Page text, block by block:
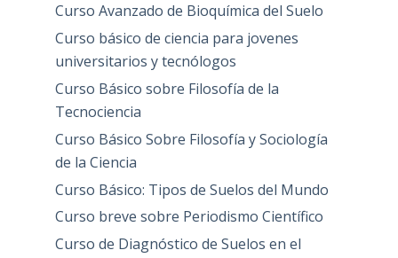
Curso Avanzado de Bioquímica del Suelo
Curso básico de ciencia para jovenes
universitarios y tecnólogos
Curso Básico sobre Filosofía de la
Tecnociencia
Curso Básico Sobre Filosofía y Sociología
de la Ciencia
Curso Básico: Tipos de Suelos del Mundo
Curso breve sobre Periodismo Científico
Curso de Diagnóstico de Suelos en el